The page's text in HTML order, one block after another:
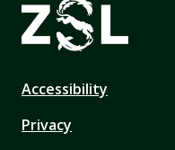
Accessibility
Privacy